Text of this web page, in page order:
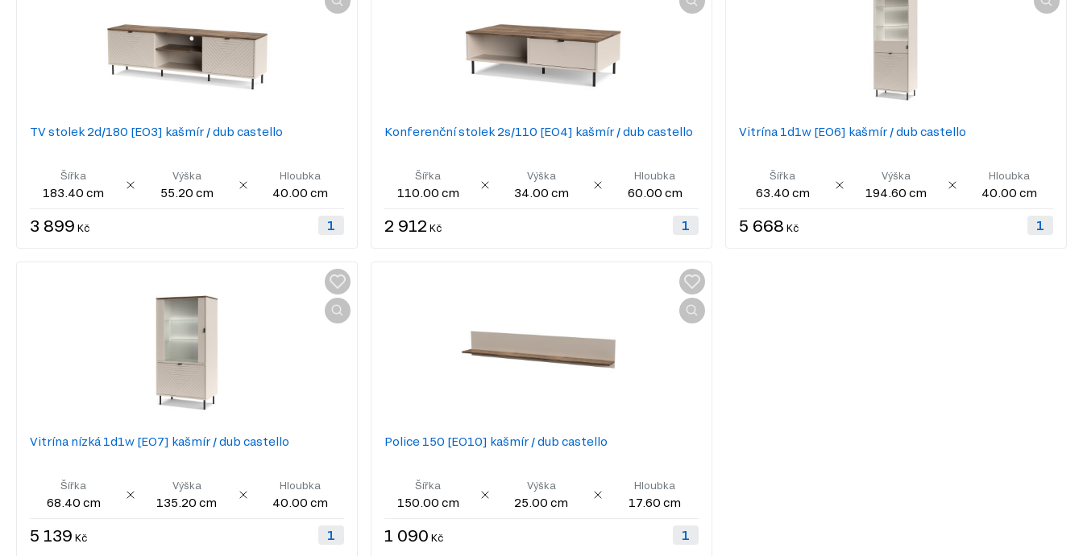
TV stolek 2d/180 [EO3] kašmír / dub castello
Šířka
183.40 cm
Výška
55.20 cm
Hloubka
40.00 cm
3 899 Kč
Konferenční stolek 2s/110 [EO4] kašmír / dub castello
Šířka
110.00 cm
Výška
34.00 cm
Hloubka
60.00 cm
2 912 Kč
Vitrína 1d1w [EO6] kašmír / dub castello
Šířka
63.40 cm
Výška
194.60 cm
Hloubka
40.00 cm
5 668 Kč
Vitrína nízká 1d1w [EO7] kašmír / dub castello
Šířka
68.40 cm
Výška
135.20 cm
Hloubka
40.00 cm
5 139 Kč
Police 150 [EO10] kašmír / dub castello
Šířka
150.00 cm
Výška
25.00 cm
Hloubka
17.60 cm
1 090 Kč